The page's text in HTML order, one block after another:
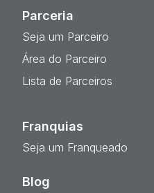
Parceria
Seja um Parceiro
Área do Parceiro
Lista de Parceiros
Franquias
Seja um Franqueado
Blog